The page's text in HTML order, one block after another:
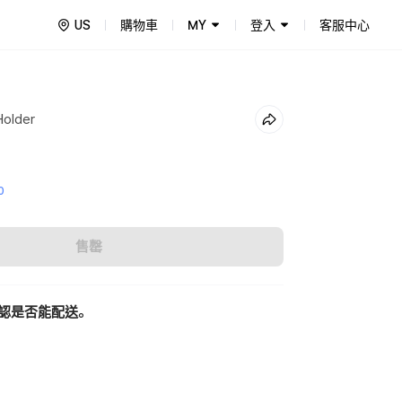
US 購物車 MY 登入 客服中心
售罄
是否能配送。